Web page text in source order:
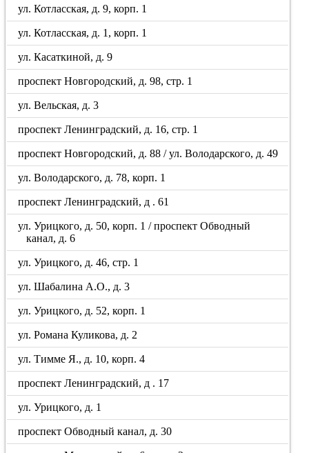
ул. Котласская, д. 9, корп. 1
ул. Котласская, д. 1, корп. 1
ул. Касаткиной, д. 9
проспект Новгородский, д. 98, стр. 1
ул. Вельская, д. 3
проспект Ленинградский, д. 16, стр. 1
проспект Новгородский, д. 88 / ул. Володарского, д. 49
ул. Володарского, д. 78, корп. 1
проспект Ленинградский, д . 61
ул. Урицкого, д. 50, корп. 1 / проспект Обводный
канал, д. 6
ул. Урицкого, д. 46, стр. 1
ул. Шабалина А.О., д. 3
ул. Урицкого, д. 52, корп. 1
ул. Романа Куликова, д. 2
ул. Тимме Я., д. 10, корп. 4
проспект Ленинградский, д . 17
ул. Урицкого, д. 1
проспект Обводный канал, д. 30